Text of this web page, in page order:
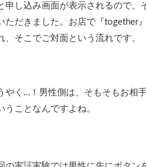
申し込み画面が表示されるので、
ただきました。お店で『together
、そこでご対面という流れです。
やく…！男性側は、そもそもお相
うことなんですよね。